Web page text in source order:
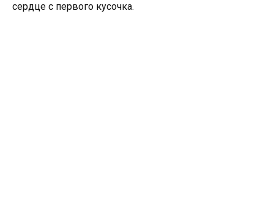
сердце с первого кусочка.